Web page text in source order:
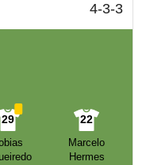
4-3-3
29
22
Marcelo
Hermes